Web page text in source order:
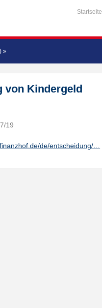
Startseite
»
von Kindergeld
19
de/entscheidung/…